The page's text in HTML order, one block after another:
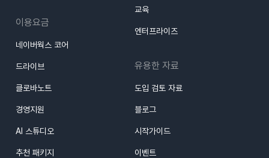
이용요금
네이버웍스 코어
드라이브
클로바노트
경영지원
AI 스튜디오
추천 패키지
교육
엔터프라이즈
유용한 자료
도입 검토 자료
블로그
시작가이드
이벤트